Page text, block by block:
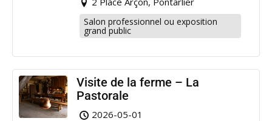
Salon professionnel ou exposition
grand public
Visite de la ferme – La
Pastorale
2026-05-01